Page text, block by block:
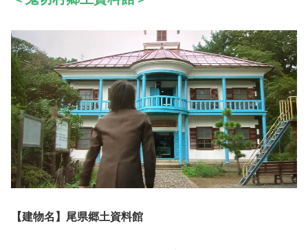
【建物名】尾県郷土資料館